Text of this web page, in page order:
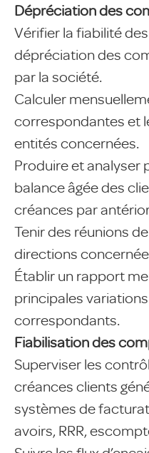
Dépréciation des
Vérifier la fiabilité
dépréciation des
par la société.
Calculer
correspondantes et
entités concernées.
Produire et analyser
balance âgée des
créances par
Tenir des réunions
directions
Établir un rapport
principales
correspondants.
Fiabilisation des
Superviser les
créances clients
systèmes de
avoirs, RRR,